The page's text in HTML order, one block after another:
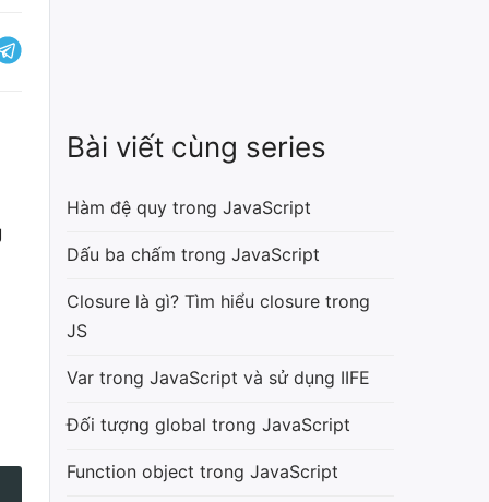
Bài viết cùng series
Hàm đệ quy trong JavaScript
Dấu ba chấm trong JavaScript
Closure là gì? Tìm hiểu closure trong
JS
Var trong JavaScript và sử dụng IIFE
Đối tượng global trong JavaScript
Function object trong JavaScript